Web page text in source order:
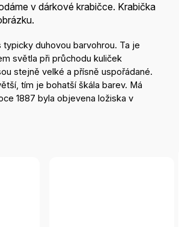
v dárkové krabičce. Krabička
typicky duhovou barvohrou. Ta je
světla při průchodu kuliček
stejně velké a přísně uspořádané.
tím je bohatší škála barev. Má
1887 byla objevena ložiska v